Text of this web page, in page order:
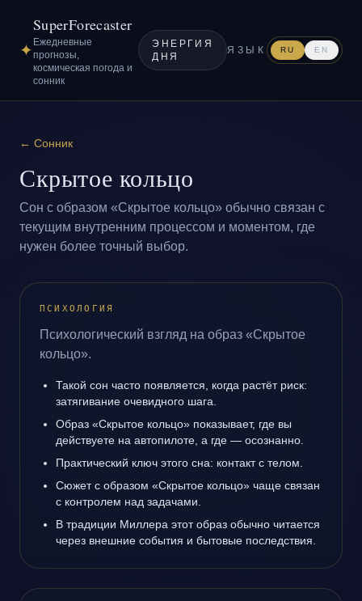
✦
SuperForecaster
Ежедневные
прогнозы,
космическая погода и
сонник
ЭНЕРГИЯ
ДНЯ
ЯЗЫК RU EN
← Сонник
Скрытое кольцо
Сон с образом «Скрытое кольцо» обычно связан с
текущим внутренним процессом и моментом, где
нужен более точный выбор.
ПСИХОЛОГИЯ
Психологический взгляд на образ «Скрытое
кольцо».
Такой сон часто появляется, когда растёт риск:
затягивание очевидного шага.
Образ «Скрытое кольцо» показывает, где вы
действуете на автопилоте, а где — осознанно.
Практический ключ этого сна: контакт с телом.
Сюжет с образом «Скрытое кольцо» чаще связан
с контролем над задачами.
В традиции Миллера этот образ обычно читается
через внешние события и бытовые последствия.